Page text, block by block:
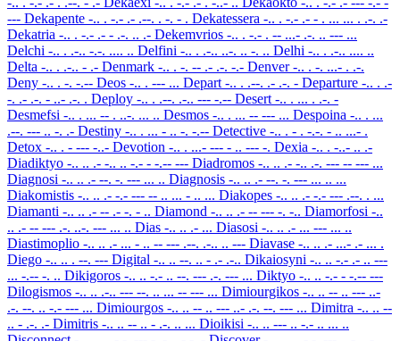
--- Dekapente -.. . -.- .- .--. . -. - . Dekatessera -.. . -.- .- - . ... ... . .-. .-
Dekatria -.. . -.- .- - .-. .. .- Dekemvrios -.. . -.- . -- ...- .-. .. --- ...
Delchi -.. . .-.. -.-. .... .. Delfini -.. . .-.. ..-. .. -. .. Delhi -.. . .-.. .... ..
Delta -.. . .-.. - .- Denmark -.. . -. -- .- .-. -.- Denver-.. . -. ...- . .-.
Deny -.. . -. -.-- Deos -.. . --- ... Depart -.. . .--. .- .-. - Departure -.. . .-
-. .- .-. - ..- .-. . Deploy -.. . .--. .-.. --- -.-- Desert -.. . ... . .-. -
Desmefsi -.. . ... -- . ..-. ... .. Desmos -.. . ... -- --- ... Despoina -.. . ...
.--. --- .. -. .- Destiny -.. . ... - .. -. -.-- Detective -.. . - . -.-. - .. ...- .
Detox -.. . - --- -..- Devotion -.. . ...- --- - .. --- -. Dexia -.. . -..- .. .-
Diadiktyo -.. .. .- -.. .. -.- - -.-- --- Diadromos -.. .. .- -.. .-. --- -- --- ...
Diagnosi -.. .. .- --. -. --- ... .. Diagnosis -.. .. .- --. -. --- ... .. ...
Diakomistis -.. .. .- -.- --- -- .. ... - .. ... Diakopes -.. .. .- -.- --- .--. . ...
Diamanti -.. .. .- -- .- -. - .. Diamond -.. .. .- -- --- -. -.. Diamorfosi -..
.. .- -- --- .-. ..-. --- ... .. Dias -.. .. .- ... Diasosi -.. .. .- ... --- ... ..
Diastimoplio -.. .. .- ... - .. -- --- .--. .-.. .. --- Diavase -.. .. .- ...- .- ... .
Diego -.. .. . --. --- Digital -.. .. --. .. - .- .-.. Dikaiosyni -.. .. -.- .- .. ---
... -.-- -. .. Dikigoros -.. .. -.- .. --. --- .-. --- ... Diktyo -.. .. -.- - -.-- ---
Dilogismos -.. .. .-.. --- --. .. ... -- --- ... Dimiourgikos -.. .. -- .. --- ..-
.-. --. .. -.- --- ... Dimiourgos -.. .. -- .. --- ..- .-. --. --- ... Dimitra -.. .. --
.. - .-. .- Dimitris -.. .. -- .. - .-. .. ... Dioikisi -.. .. --- .. -.- .. ... ..